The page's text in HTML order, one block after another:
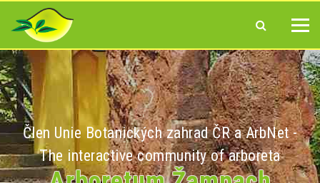
Člen Unie Botanických zahrad ČR a ArbNet -
The interactive community of arboreta